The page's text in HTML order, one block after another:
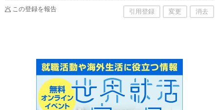
この登録を報告 引用登録 変更 消去